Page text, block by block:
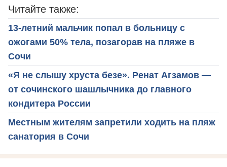
Читайте также:
13-летний мальчик попал в больницу с
ожогами 50% тела, позагорав на пляже в
Сочи
«Я не слышу хруста безе». Ренат Агзамов —
от сочинского шашлычника до главного
кондитера России
Местным жителям запретили ходить на пляж
санатория в Сочи